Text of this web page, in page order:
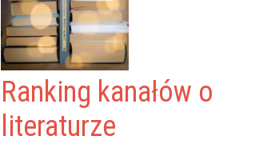
Ranking kanałów o
literaturze